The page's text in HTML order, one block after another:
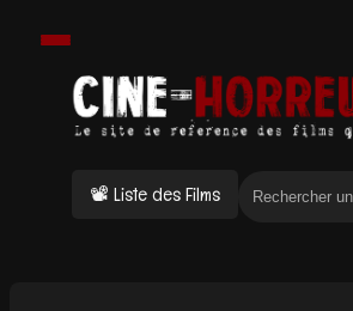
📽 Liste des Films